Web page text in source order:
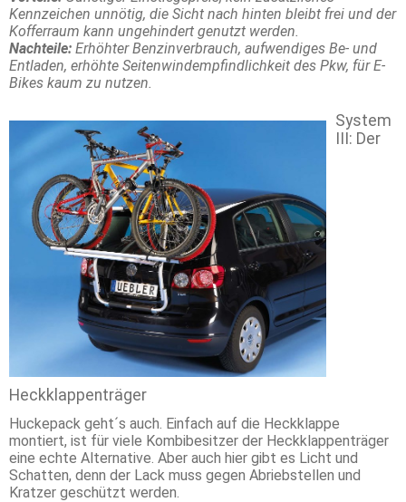
Kennzeichen unnötig, die Sicht nach hinten bleibt frei und der
Kofferraum kann ungehindert genutzt werden.
Nachteile: Erhöhter Benzinverbrauch, aufwendiges Be- und
Entladen, erhöhte Seitenwindempfindlichkeit des Pkw, für E-
Bikes kaum zu nutzen.
System
III: Der
Heckklappenträger
Huckepack geht´s auch. Einfach auf die Heckklappe
montiert, ist für viele Kombibesitzer der Heckklappenträger
eine echte Alternative. Aber auch hier gibt es Licht und
Schatten, denn der Lack muss gegen Abriebstellen und
Kratzer geschützt werden.